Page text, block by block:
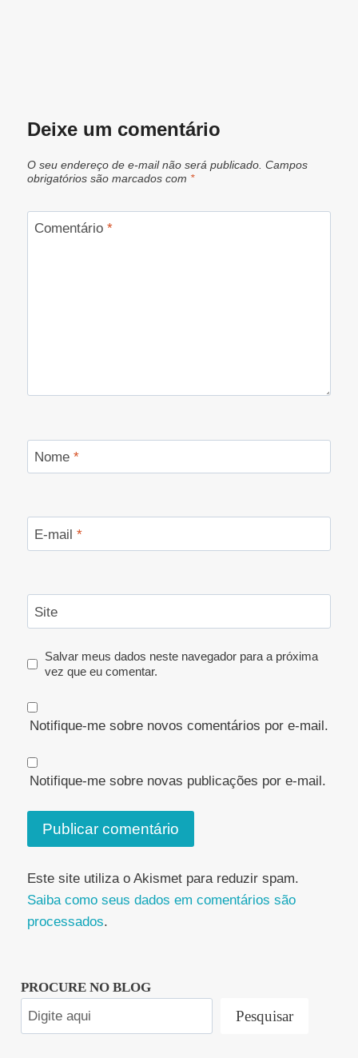
Deixe um comentário
O seu endereço de e-mail não será publicado. Campos
obrigatórios são marcados com *
Comentário *
Nome *
E-mail *
Site
Salvar meus dados neste navegador para a próxima
vez que eu comentar.
Notifique-me sobre novos comentários por e-mail.
Notifique-me sobre novas publicações por e-mail.
Este site utiliza o Akismet para reduzir spam.
Saiba como seus dados em comentários são
processados.
PROCURE NO BLOG
Pesquisar